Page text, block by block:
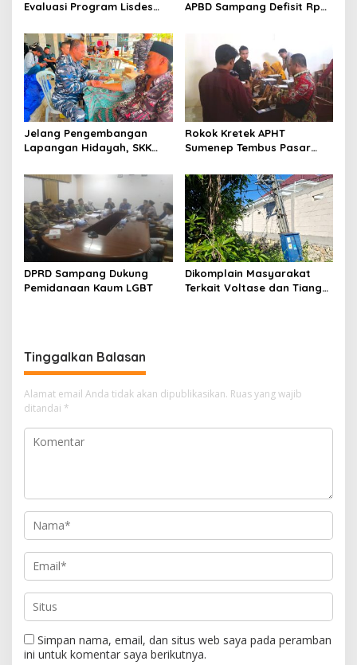
Evaluasi Program Lisdes
APBD Sampang Defisit Rp
Jelang Pengembangan
Lapangan Hidayah, SKK
Perkuat Sinergi dengan
Nelayan Sampang
Rokok Kretek APHT
Sumenep Tembus Pasar
DPRD Sampang Dukung
Pemidanaan Kaum LGBT
Dikomplain Masyarakat
Terkait Voltase dan Tiang
Tinggalkan Balasan
Alamat email Anda tidak akan dipublikasikan. Ruas yang wajib
ditandai *
Simpan nama, email, dan situs web saya pada peramban
ini untuk komentar saya berikutnya.